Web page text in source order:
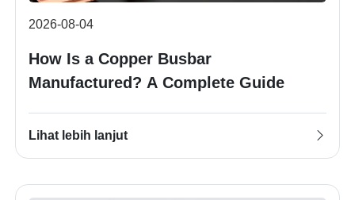
2026-08-04
How Is a Copper Busbar
Manufactured? A Complete Guide
Lihat lebih lanjut